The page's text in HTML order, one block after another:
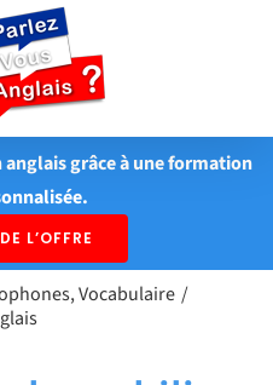
grâce à une formation
L’OFFRE
Vocabulaire